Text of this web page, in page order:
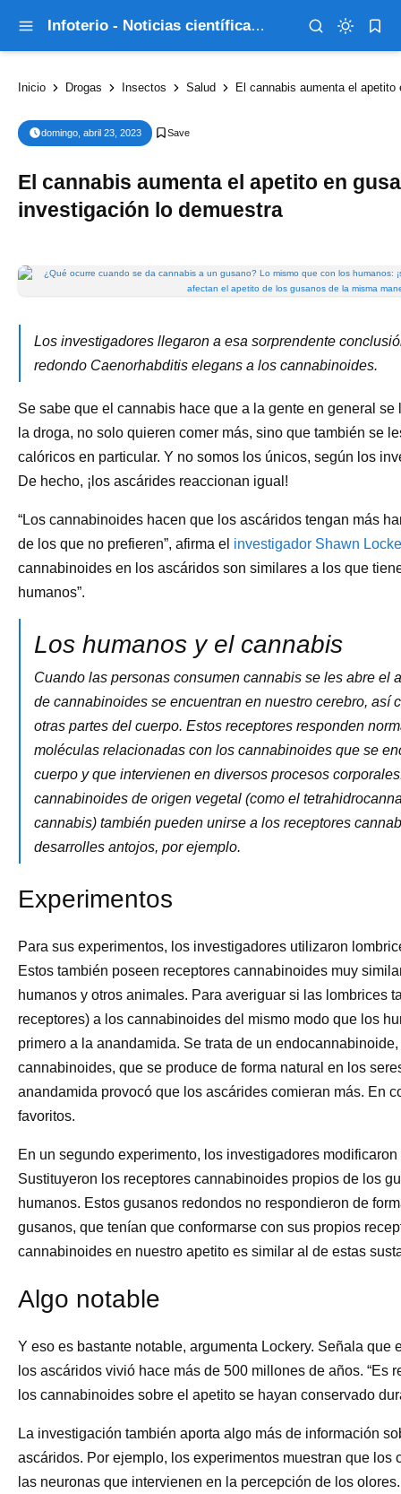
Infoterio - Noticias científicas que explican el mundo
Inicio Drogas Insectos Salud El cannabis aumenta el apetito
domingo, abril 23, 2023
El cannabis aumenta el apetito en
investigación lo demuestra
Los investigadores llegaron a esa sorprendente
redondo Caenorhabditis elegans a los cannabinoides.
Se sabe que el cannabis hace que a la gente en general
la droga, no solo quieren comer más, sino que también se
calóricos en particular. Y no somos los únicos, según los
De hecho, ¡los ascárides reaccionan igual!
“Los cannabinoides hacen que los ascáridos tengan más
de los que no prefieren”, afirma el investigador Shawn
cannabinoides en los ascáridos son similares a los que
humanos”.
Los humanos y el cannabis
Cuando las personas consumen cannabis se les abre el
de cannabinoides se encuentran en nuestro cerebro, así
otras partes del cuerpo. Estos receptores responden
moléculas relacionadas con los cannabinoides que se
cuerpo y que intervienen en diversos procesos
cannabinoides de origen vegetal (como el
cannabis) también pueden unirse a los receptores
desarrolles antojos, por ejemplo.
Experimentos
Para sus experimentos, los investigadores utilizaron
Estos también poseen receptores cannabinoides muy
humanos y otros animales. Para averiguar si las lombrices
receptores) a los cannabinoides del mismo modo que los
primero a la anandamida. Se trata de un
cannabinoides, que se produce de forma natural en los
anandamida provocó que los ascárides comieran más. En
favoritos.
En un segundo experimento, los investigadores
Sustituyeron los receptores cannabinoides propios de los
humanos. Estos gusanos redondos no respondieron de
gusanos, que tenían que conformarse con sus propios
cannabinoides en nuestro apetito es similar al de estas
Algo notable
Y eso es bastante notable, argumenta Lockery. Señala que
los ascáridos vivió hace más de 500 millones de años. “Es
los cannabinoides sobre el apetito se hayan conservado
La investigación también aporta algo más de información
ascáridos. Por ejemplo, los experimentos muestran que
las neuronas que intervienen en la percepción de los